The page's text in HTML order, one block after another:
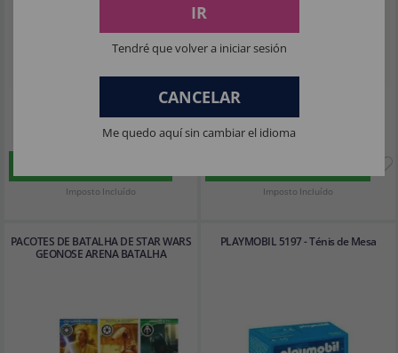
,02€
Imposto Incluído
2,02€
Imposto Incluído
PACOTES DE BATALHA DE STAR WARS
GEONOSE ARENA BATALHA
PLAYMOBIL 5197 - Ténis de Mesa
IR
Tendré que volver a iniciar sesión
CANCELAR
Me quedo aquí sin cambiar el idioma